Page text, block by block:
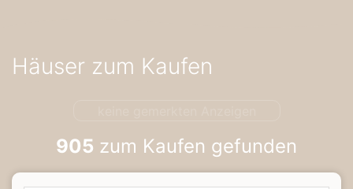
zur
Navigation
Häuser zum Kaufen
905 zum Kaufen gefunden